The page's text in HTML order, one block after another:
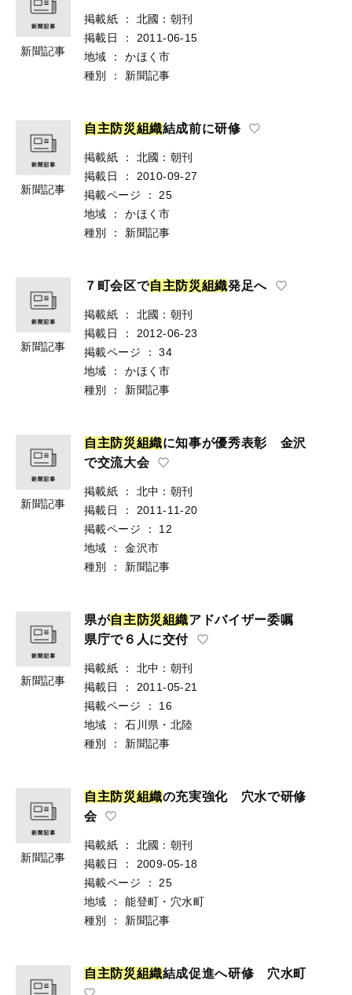
新聞記事
掲載紙 ：
北國：朝刊
掲載日
：
2011-06-15
地域
：
かほく市
種別
： 新聞記事
新聞記事
自 主防災組織結成前に研修
掲載紙 ：
北國：朝刊
掲載日
：
2010-09-27
掲載ページ
：
25
地域
：
かほく市
種別
： 新聞記事
新聞記事
７町会区で自 主防災組織発足へ
掲載紙 ：
北國：朝刊
掲載日
：
2012-06-23
掲載ページ
：
34
地域
：
かほく市
種別
： 新聞記事
新聞記事
自 主防災組織に知事が優秀表彰 金沢
で交流大会
掲載紙 ：
北中：朝刊
掲載日
：
2011-11-20
掲載ページ
：
12
地域
：
金沢市
種別
： 新聞記事
新聞記事
県が自 主 防災組織アドバイザー委嘱
県庁で６人に交付
掲載紙 ：
北中：朝刊
掲載日
：
2011-05-21
掲載ページ
：
16
地域
：
石川県・北陸
種別
： 新聞記事
新聞記事
自 主防災組織の充実強化 穴水で研修
会
掲載紙 ：
北國：朝刊
掲載日
：
2009-05-18
掲載ページ
：
25
地域
：
能登町・穴水町
種別
： 新聞記事
自 主防災組織結成促進へ研修 穴水町